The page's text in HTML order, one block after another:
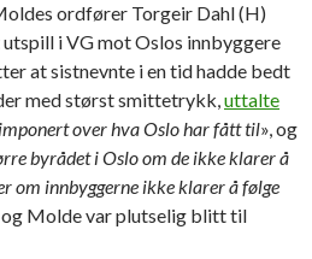
ordfører Torgeir Dahl (H)
i VG mot Oslos innbyggere
at sistnevnte i en tid hadde bedt
med størst smittetrykk,uttalte
over hva Oslo har fått til», og
byrådet i Oslo om de ikke klarer å
om innbyggerne ikke klarer å følge
og Molde var plutselig blitt til